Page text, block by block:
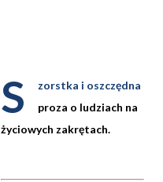
S
zorstka i oszczędna
proza o ludziach na
życiowych zakrętach.